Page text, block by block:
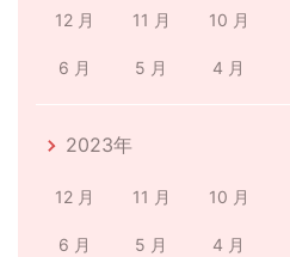
12 月 11 月 10 月
6 月 5 月 4 月
2023年
12 月 11 月 10 月
6 月 5 月 4 月